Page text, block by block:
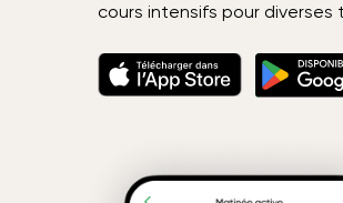
cours intensifs pour diverses